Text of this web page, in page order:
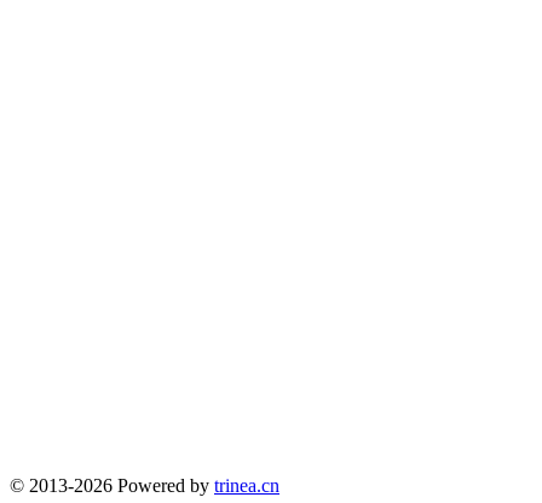
© 2013-2026 Powered by trinea.cn